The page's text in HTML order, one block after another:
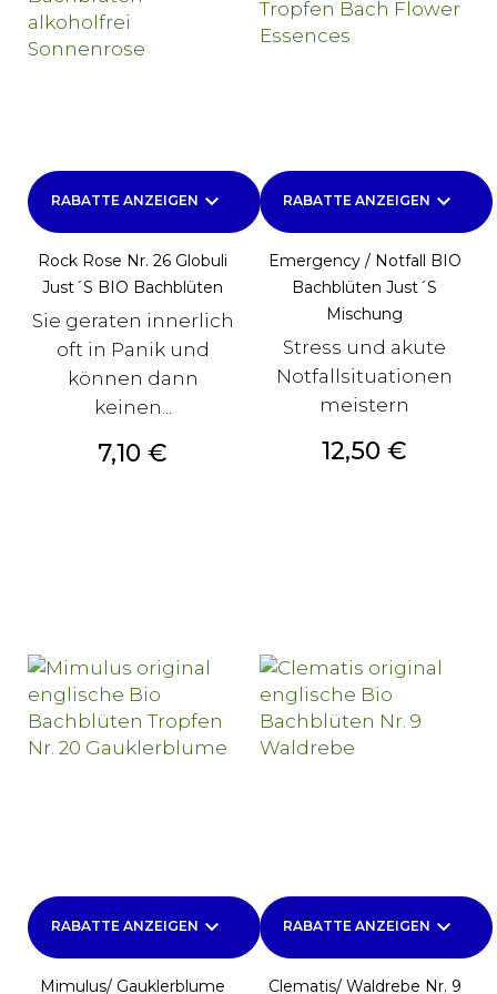
RABATTE ANZEIGEN keyboard_arrow_down
Rock Rose Nr. 26 Globuli
Just´s BIO Bachblüten
Sie geraten innerlich
oft in Panik und
können dann
keinen...
Preis
7,10 €
RABATTE ANZEIGEN keyboard_arrow_down
Emergency / Notfall BIO
Bachblüten Just´s
Mischung
Stress und akute
Notfallsituationen
meistern
Preis
12,50 €
RABATTE ANZEIGEN keyboard_arrow_down
Mimulus/ Gauklerblume
RABATTE ANZEIGEN keyboard_arrow_down
Clematis/ Waldrebe Nr. 9